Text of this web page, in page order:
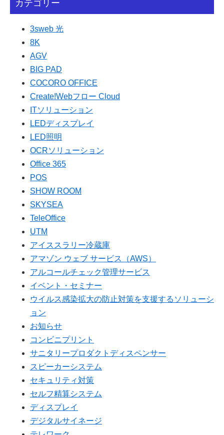
カテゴリー
3sweb 光
8K
AGV
BIG PAD
COCORO OFFICE
Create!Webフロー Cloud
ITソリューション
LEDディスプレイ
LED照明
OCRソリューション
Office 365
POS
SHOW ROOM
SKYSEA
TeleOffice
UTM
アイススラリー冷蔵庫
アマゾン ウェブ サービス（AWS）
アルコールチェック管理サービス
イベント・セミナー
ウイルス感染拡大の防止対策を支援するソリューシ
ョン
お知らせ
コンビニプリント
サニタリープロダクトディスペンサー
スピーカーシステム
セキュリティ対策
セルフ精算システム
ディスプレイ
デジタルサイネージ